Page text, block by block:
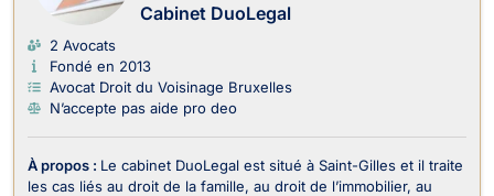
Cabinet DuoLegal
2 Avocats
Fondé en 2013
Avocat Droit du Voisinage Bruxelles
N’accepte pas aide pro deo
À propos : Le cabinet DuoLegal est situé à Saint-Gilles et il traite
les cas liés au droit de la famille, au droit de l’immobilier, au